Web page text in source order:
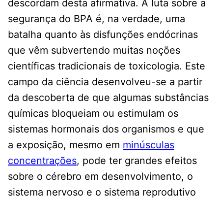
descordam desta afirmativa. A luta sobre a
segurança do BPA é, na verdade, uma
batalha quanto às disfunções endócrinas
que vêm subvertendo muitas noções
científicas tradicionais de toxicologia. Este
campo da ciência desenvolveu-se a partir
da descoberta de que algumas substâncias
químicas bloqueiam ou estimulam os
sistemas hormonais dos organismos e que
a exposição, mesmo em minúsculas
concentrações, pode ter grandes efeitos
sobre o cérebro em desenvolvimento, o
sistema nervoso e o sistema reprodutivo